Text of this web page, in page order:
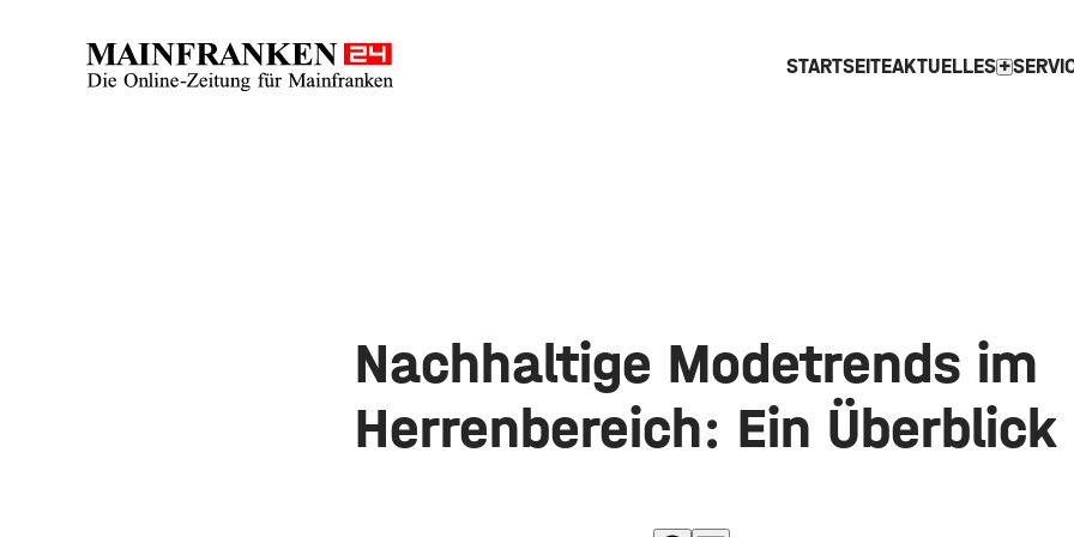
STARTSEITEAKTUELLESexpand_more
Nachhaltige Modetrends im
Herrenbereich: Ein Überblick